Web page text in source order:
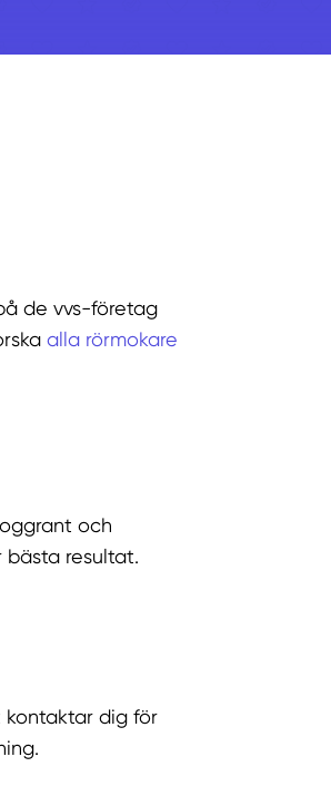
de vvs-företag
alla rörmokare
och
resultat.
dig för